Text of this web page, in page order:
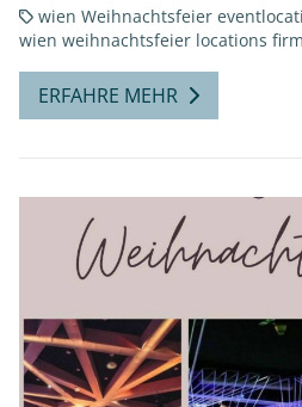
wien Weihnachtsfeier
wien weihnachtsfeier locations
ERFAHRE MEHR